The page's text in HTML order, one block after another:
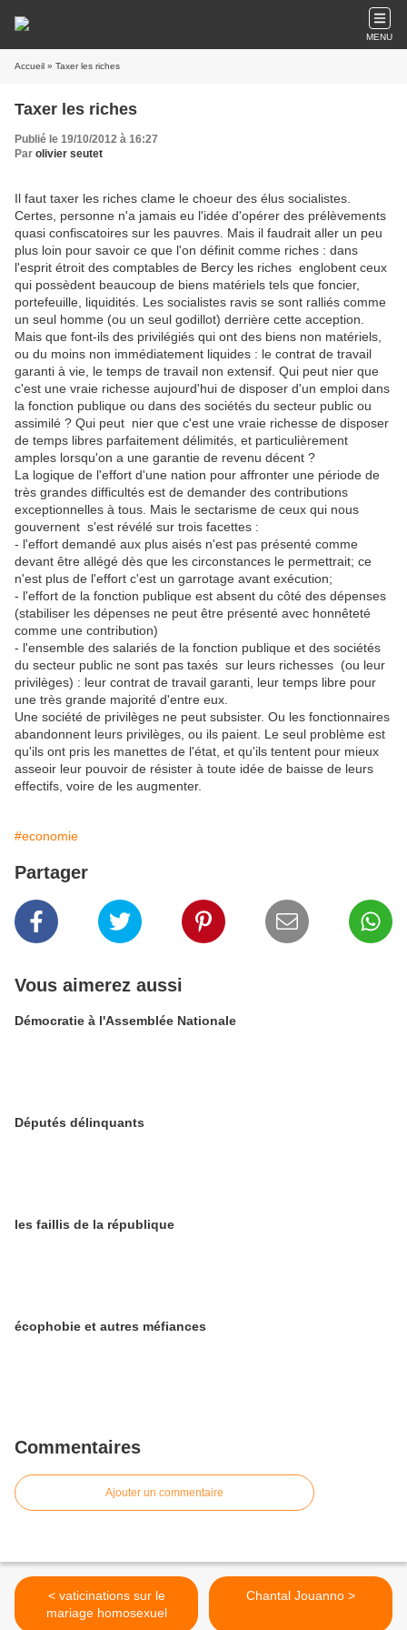
MENU
Accueil » Taxer les riches
Taxer les riches
Publié le 19/10/2012 à 16:27
Par olivier seutet
Il faut taxer les riches clame le choeur des élus socialistes.
Certes, personne n'a jamais eu l'idée d'opérer des prélèvements
quasi confiscatoires sur les pauvres. Mais il faudrait aller un peu
plus loin pour savoir ce que l'on définit comme riches : dans
l'esprit étroit des comptables de Bercy les riches englobent ceux
qui possèdent beaucoup de biens matériels tels que foncier,
portefeuille, liquidités. Les socialistes ravis se sont ralliés comme
un seul homme (ou un seul godillot) derrière cette acception.
Mais que font-ils des privilégiés qui ont des biens non matériels,
ou du moins non immédiatement liquides : le contrat de travail
garanti à vie, le temps de travail non extensif. Qui peut nier que
c'est une vraie richesse aujourd'hui de disposer d'un emploi dans
la fonction publique ou dans des sociétés du secteur public ou
assimilé ? Qui peut nier que c'est une vraie richesse de disposer
de temps libres parfaitement délimités, et particulièrement
amples lorsqu'on a une garantie de revenu décent ?
La logique de l'effort d'une nation pour affronter une période de
très grandes difficultés est de demander des contributions
exceptionnelles à tous. Mais le sectarisme de ceux qui nous
gouvernent s'est révélé sur trois facettes :
- l'effort demandé aux plus aisés n'est pas présenté comme
devant être allégé dès que les circonstances le permettrait; ce
n'est plus de l'effort c'est un garrotage avant exécution;
- l'effort de la fonction publique est absent du côté des dépenses
(stabiliser les dépenses ne peut être présenté avec honnêteté
comme une contribution)
- l'ensemble des salariés de la fonction publique et des sociétés
du secteur public ne sont pas taxés sur leurs richesses (ou leur
privilèges) : leur contrat de travail garanti, leur temps libre pour
une très grande majorité d'entre eux.
Une société de privilèges ne peut subsister. Ou les fonctionnaires
abandonnent leurs privilèges, ou ils paient. Le seul problème est
qu'ils ont pris les manettes de l'état, et qu'ils tentent pour mieux
asseoir leur pouvoir de résister à toute idée de baisse de leurs
effectifs, voire de les augmenter.
#economie
Partager
Vous aimerez aussi
Démocratie à l'Assemblée Nationale
Députés délinquants
les faillis de la république
écophobie et autres méfiances
Commentaires
Ajouter un commentaire
< vaticinations sur le
mariage homosexuel
Chantal Jouanno >